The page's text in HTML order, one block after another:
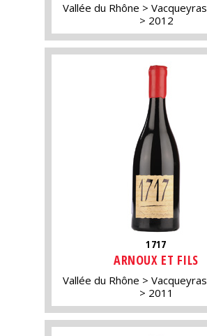
Vallée du Rhône Vacqueyras
2012
1717
ARNOUX ET FILS
Vallée du Rhône Vacqueyras
2011